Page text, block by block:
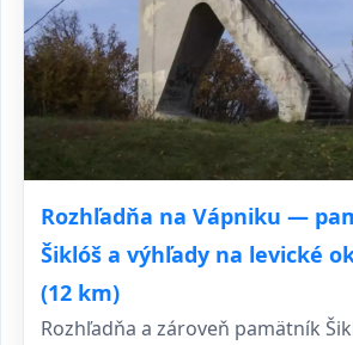
Rozhľadňa na Vápniku —
Šiklóš a výhľady na levické
(12 km)
Rozhľadňa a zároveň pamätník